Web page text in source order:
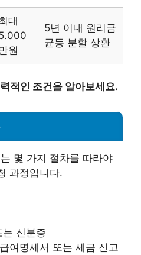
대
원
5년 이내 원리금
균등 분할 상환
적인 조건을 알아보세요.
몇 가지 절차를 따라야
과정입니다.
는 신분증
여명세서 또는 세금 신고